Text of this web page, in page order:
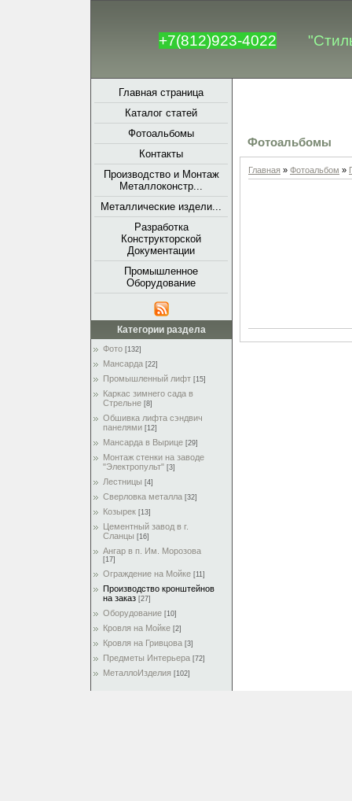
+7(812)923-4022
Главная страница
Каталог статей
Фотоальбомы
Контакты
Производство и Монтаж
Металлоконстр...
Металлические издели...
Разработка
Конструкторской
Документации
Промышленное
Оборудование
Категории раздела
Фото [132]
Мансарда [22]
Промышленный лифт [15]
Каркас зимнего сада в
Стрельне [8]
Обшивка лифта сэндвич
панелями [12]
Мансарда в Вырице [29]
Монтаж стенки на заводе
"Электропульт" [3]
Лестницы [4]
Сверловка металла [32]
Козырек [13]
Цементный завод в г.
Сланцы [16]
Ангар в п. Им. Морозова
[17]
Ограждение на Мойке [11]
Производство кронштейнов
на заказ [27]
Оборудование [10]
Кровля на Мойке [2]
Кровля на Гривцова [3]
Предметы Интерьера [72]
МеталлоИзделия [102]
Фотоальбомы
Главная » Фотоальбом »